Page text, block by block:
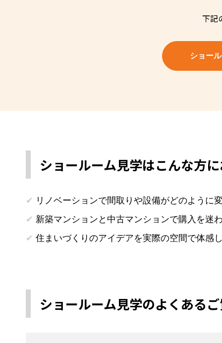
下記
ショー
ショールーム見学はこんな方
リノベーションで間取りや設備がどのように
新築マンションと中古マンションで購入を迷
住まいづくりのアイデアを実際の空間で体感
ショールーム見学のよくある